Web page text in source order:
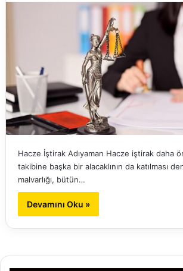
Hacze İştirak Adıyaman Hacze iştirak daha
takibine başka bir alacaklının da katılması
malvarlığı, bütün…
Devamını Oku »